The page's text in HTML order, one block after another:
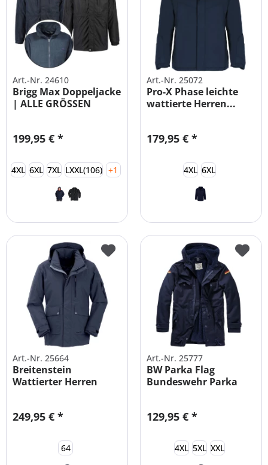
Art.-Nr. 24610
Brigg Max Doppeljacke
| ALLE GRÖSSEN
199,95 € *
4XL 6XL 7XL LXXL(106) +1
Art.-Nr. 25072
Pro-X Phase leichte
wattierte Herren...
179,95 € *
4XL 6XL
Art.-Nr. 25664
Breitenstein
Wattierter Herren
249,95 € *
64
Art.-Nr. 25777
BW Parka Flag
Bundeswehr Parka
129,95 € *
4XL 5XL XXL